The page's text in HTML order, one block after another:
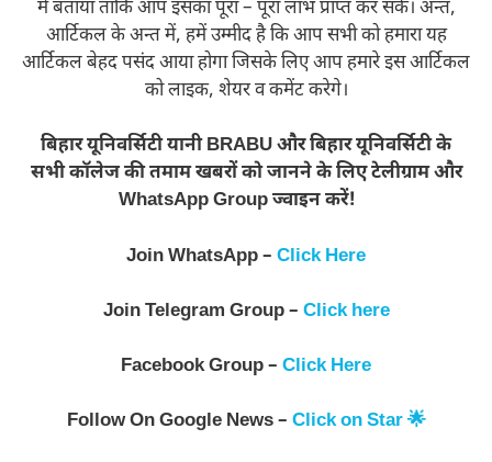
मे बताया ताकि आप इसका पूरा – पूरा लाभ प्राप्त कर सकें। अन्त,
आर्टिकल के अन्त में, हमें उम्मीद है कि आप सभी को हमारा यह
आर्टिकल बेहद पसंद आया होगा जिसके लिए आप हमारे इस आर्टिकल
को लाइक, शेयर व कमेंट करेगे।
बिहार यूनिवर्सिटी यानी BRABU और बिहार यूनिवर्सिटी के
सभी कॉलेज की तमाम खबरों को जानने के लिए टेलीग्राम और
WhatsApp Group ज्वाइन करें!
Join WhatsApp – Click Here
Join Telegram Group – Click here
Facebook Group – Click Here
Follow On Google News – Click on Star 🌟